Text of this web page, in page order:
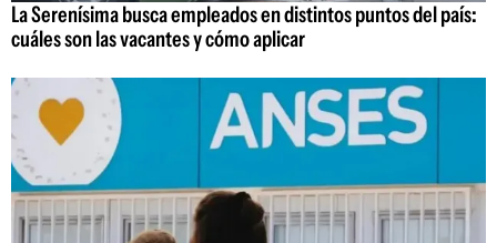
La Serenísima busca empleados en distintos puntos del país:
cuáles son las vacantes y cómo aplicar